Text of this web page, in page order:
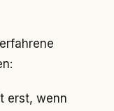
erst, wenn